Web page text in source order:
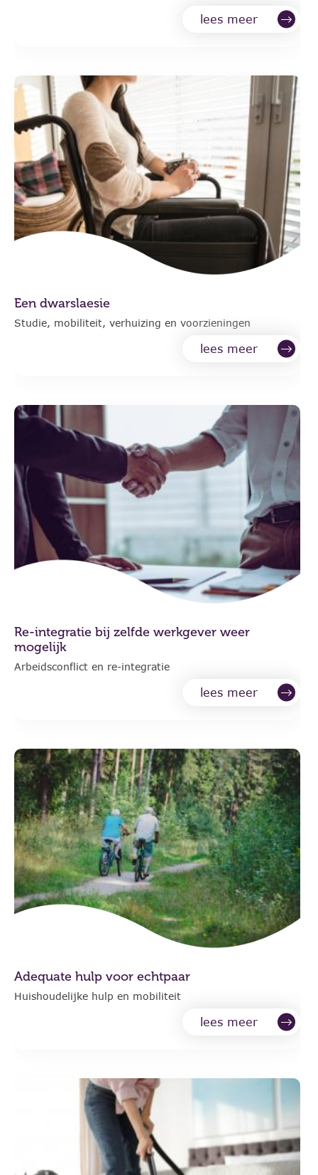
lees meer
Een dwarslaesie
Studie, mobiliteit, verhuizing en voorzieningen
lees meer
Re-integratie bij zelfde werkgever weer
mogelijk
Arbeidsconflict en re-integratie
lees meer
Adequate hulp voor echtpaar
Huishoudelijke hulp en mobiliteit
lees meer